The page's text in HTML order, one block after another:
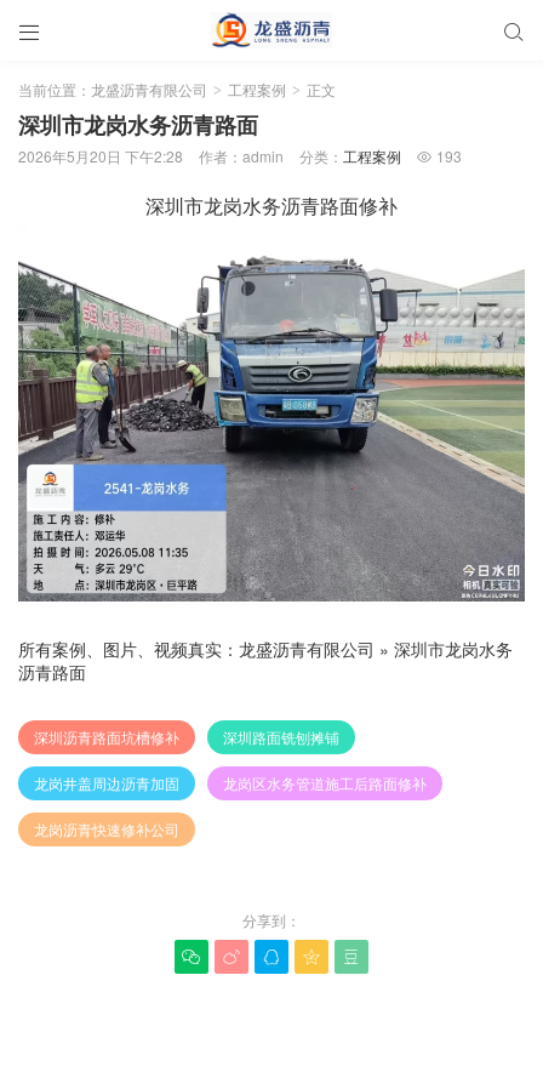
 
当前位置： 龙盛沥青有限公司 > 工程案例 > 正文
深圳市龙岗水务沥青路面
2026年5月20日 下午2:28 作者：admin 分类： 工程案例  193
深圳市龙岗水务沥青路面修补
所有案例、图片、视频真实： 龙盛沥青有限公司 » 深圳市龙岗水务
沥青路面
深圳沥青路面坑槽修补 深圳路面铣刨摊铺
龙岗井盖周边沥青加固 龙岗区水务管道施工后路面修补
龙岗沥青快速修补公司
分享到：
    